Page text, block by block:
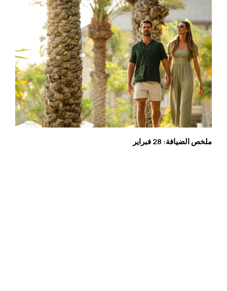
ملخص الضيافة: 28 فبراير